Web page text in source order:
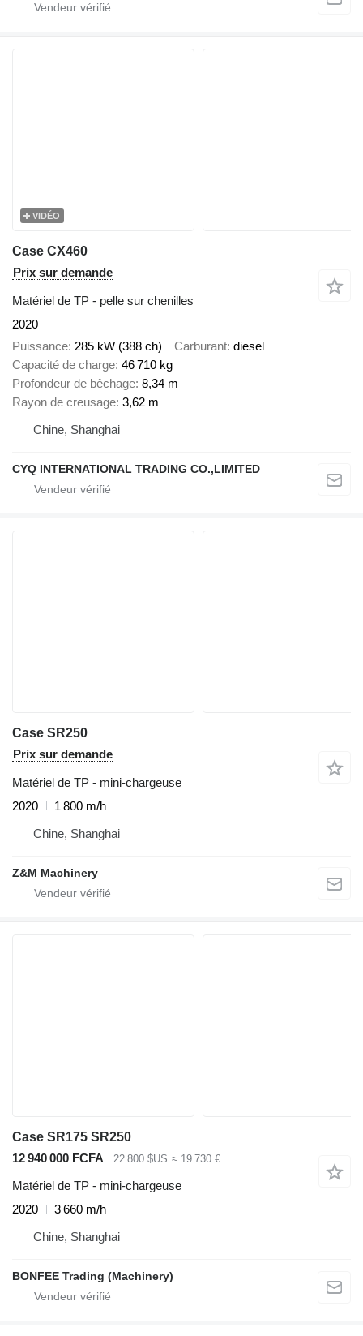
VIDÉO
Case CX460
Prix sur demande
Matériel de TP - pelle sur chenilles
2020
Puissance 285 kW (388 ch) Carburant diesel
Capacité de charge 46 710 kg
Profondeur de bêchage 8,34 m
Rayon de creusage 3,62 m
Chine, Shanghai
CYQ INTERNATIONAL TRADING CO.,LIMITED
Case SR250
Prix sur demande
Matériel de TP - mini-chargeuse
2020
1 800 m/h
Chine, Shanghai
Z&M Machinery
Case SR175 SR250
12 940 000 FCFA
22 800 $US ≈ 19 730 €
Matériel de TP - mini-chargeuse
2020
3 660 m/h
Chine, Shanghai
BONFEE Trading (Machinery)